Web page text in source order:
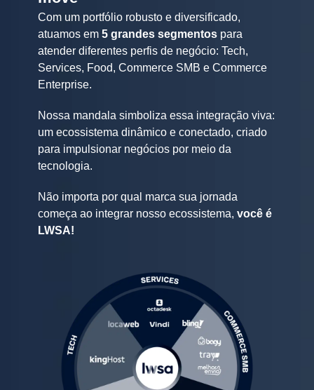
Com um portfólio robusto e diversificado,
atuamos em 5 grandes segmentos para
atender diferentes perfis de negócio: Tech,
Services, Food, Commerce SMB e Commerce
Enterprise.
Nossa mandala simboliza essa integração viva:
um ecossistema dinâmico e conectado, criado
para impulsionar negócios por meio da
tecnologia.
Não importa por qual marca sua jornada
começa ao integrar nosso ecossistema, você é
LWSA!